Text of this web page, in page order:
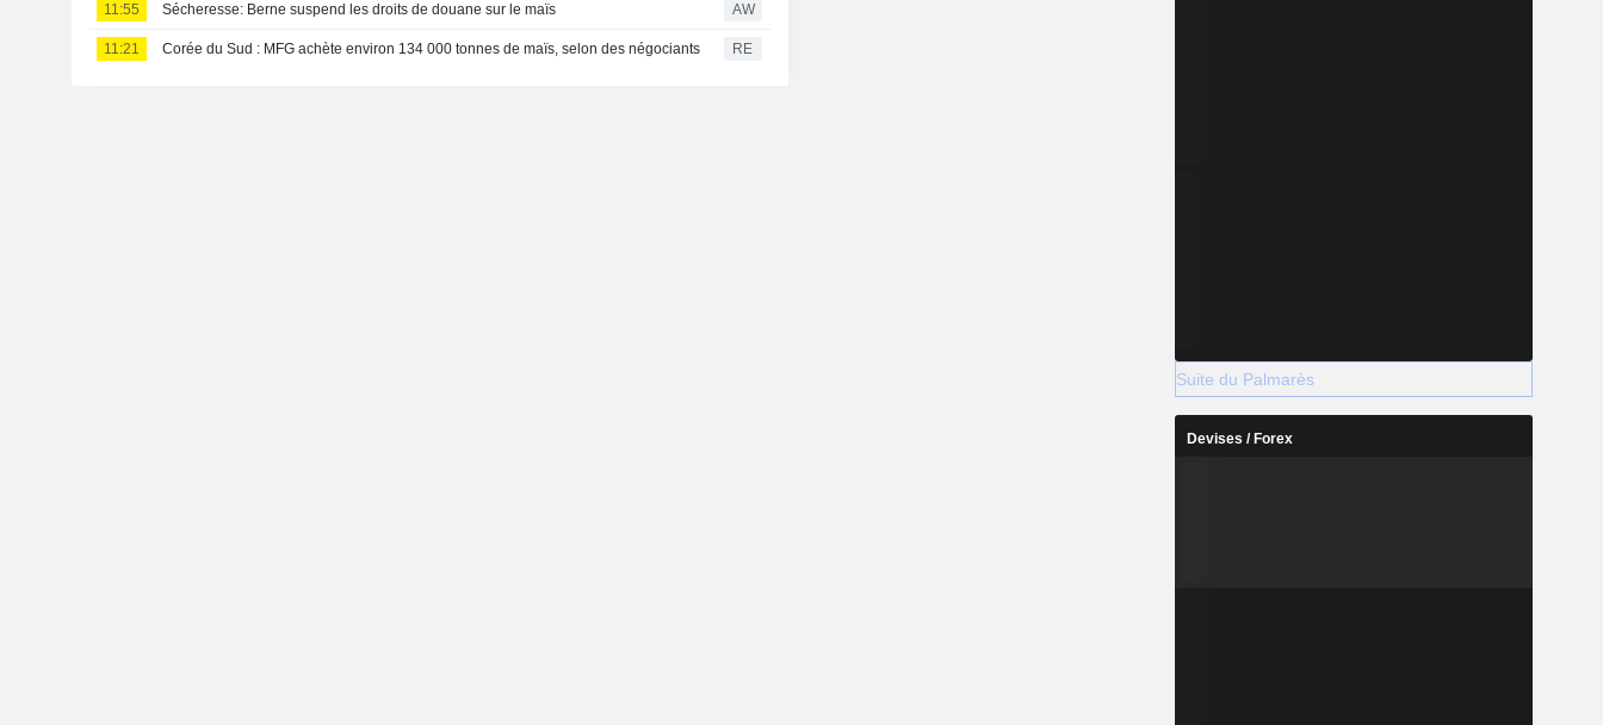
11:55 Sécheresse: Berne suspend les droits de douane sur le maïs AW
11:21 Corée du Sud : MFG achète environ 134 000 tonnes de maïs, selon des négociants RE
Suite du Palmarès
Devises / Forex